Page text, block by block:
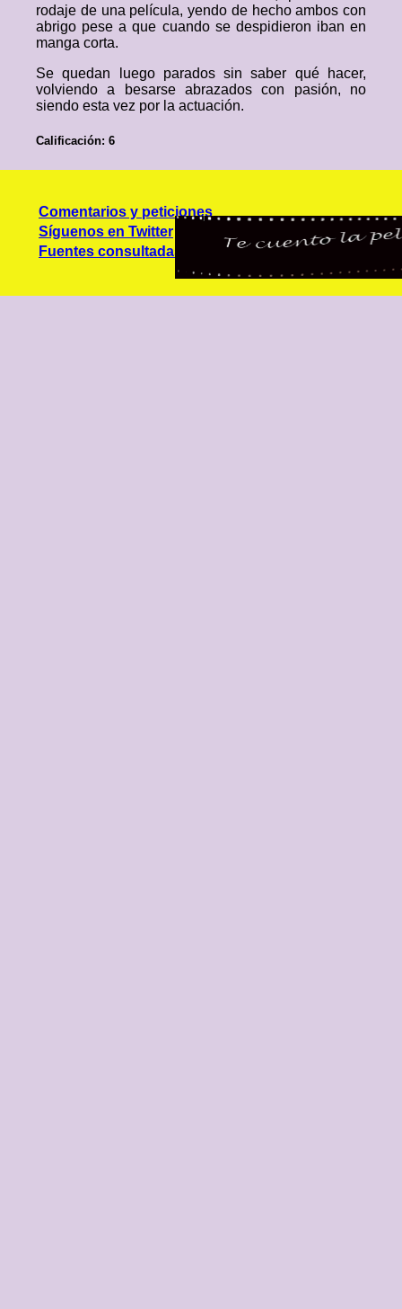
rodaje de una película, yendo de hecho ambos con
abrigo pese a que cuando se despidieron iban en
manga corta.
Se quedan luego parados sin saber qué hacer,
volviendo a besarse abrazados con pasión, no
siendo esta vez por la actuación.
Calificación: 6
Comentarios y peticiones
Síguenos en Twitter
Fuentes consultadas